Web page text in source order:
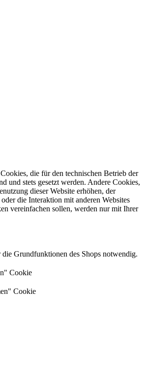
die für den technischen Betrieb der
und stets gesetzt werden. Andere Cookies,
dieser Website erhöhen, der
die Interaktion mit anderen Websites
vereinfachen sollen, werden nur mit Ihrer
Grundfunktionen des Shops notwendig.
Cookie
Cookie